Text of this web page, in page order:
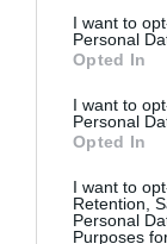
I want to
Personal
Opted In
I want to
Personal
Opted In
I want to
Retention,
Personal
Purposes
Στο διήμερο
από δύο
εισηγητές του
κληθούν να
όσον αφορά την
γενικότερη
αναπτύξουν.